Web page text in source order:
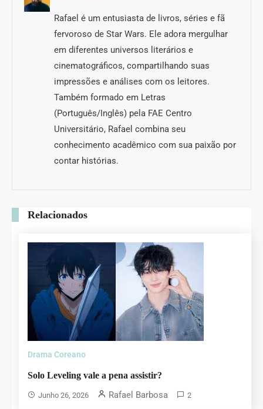
Rafael é um entusiasta de livros, séries e fã
fervoroso de Star Wars. Ele adora mergulhar
em diferentes universos literários e
cinematográficos, compartilhando suas
impressões e análises com os leitores.
Também formado em Letras
(Português/Inglês) pela FAE Centro
Universitário, Rafael combina seu
conhecimento acadêmico com sua paixão por
contar histórias.
Relacionados
Drama Coreano
Solo Leveling vale a pena assistir?
Junho 26, 2026 Rafael Barbosa 2